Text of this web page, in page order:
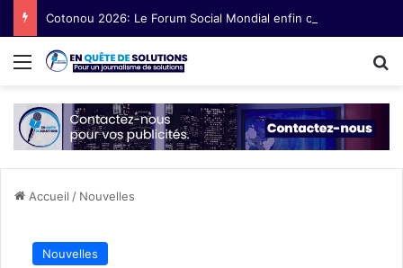
Cotonou 2026: Le Forum Social Mondial enfin ouvert
Menu
Accueil / Nouvelles
Nouvelles